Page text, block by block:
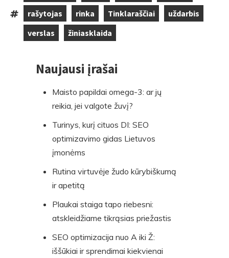
Tags:
,
,
,
rašytojas
rinka
,
Tinklaraščiai
,
uždarbis
verslas
žiniasklaida
Naujausi įrašai
Maisto papildai omega-3: ar jų
reikia, jei valgote žuvį?
Turinys, kurį cituos DI: SEO
optimizavimo gidas Lietuvos
įmonėms
Rutina virtuvėje žudo kūrybiškumą
ir apetitą
Plaukai staiga tapo riebesni:
atskleidžiame tikrąsias priežastis
SEO optimizacija nuo A iki Ž:
iššūkiai ir sprendimai kiekvienai